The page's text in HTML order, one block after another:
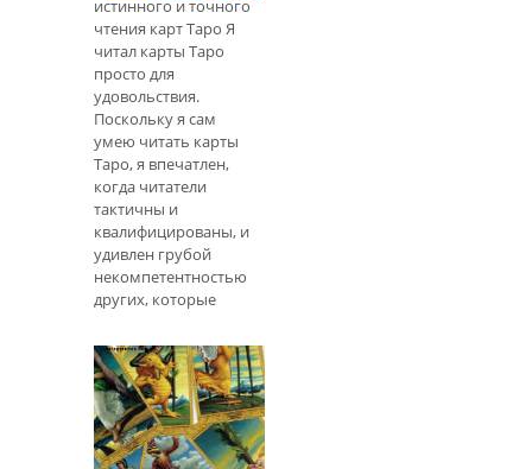
истинного и точного
чтения карт Таро Я
читал карты Таро
просто для
удовольствия.
Поскольку я сам
умею читать карты
Таро, я впечатлен,
когда читатели
тактичны и
квалифицированы, и
удивлен грубой
некомпетентностью
других, которые
выгоду из уязвимых
людей. Стол на
экстрасенсорной
ярмарке, или
программное
обеспечение Таро,